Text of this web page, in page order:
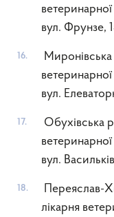
вул. Фрунзе,
вул.
Обухівська
вул.
Переяслав-
лікарня